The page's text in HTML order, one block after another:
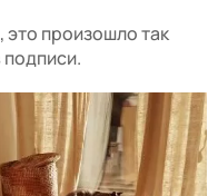
это произошло так